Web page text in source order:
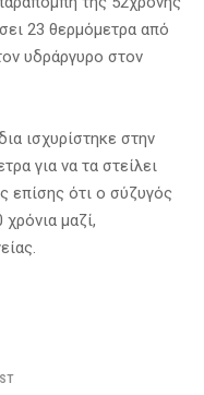
23 θερμόμετρα από
υδράργυρο στον
ισχυρίστηκε στην
για να τα στείλει
ότι ο σύζυγός
μαζί,